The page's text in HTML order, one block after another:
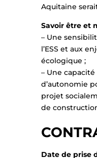
Aquitaine
Savoir être et
– Une
l’ESS et aux
écologique ;
– Une
d’autonomie
projet
de
Date de prise